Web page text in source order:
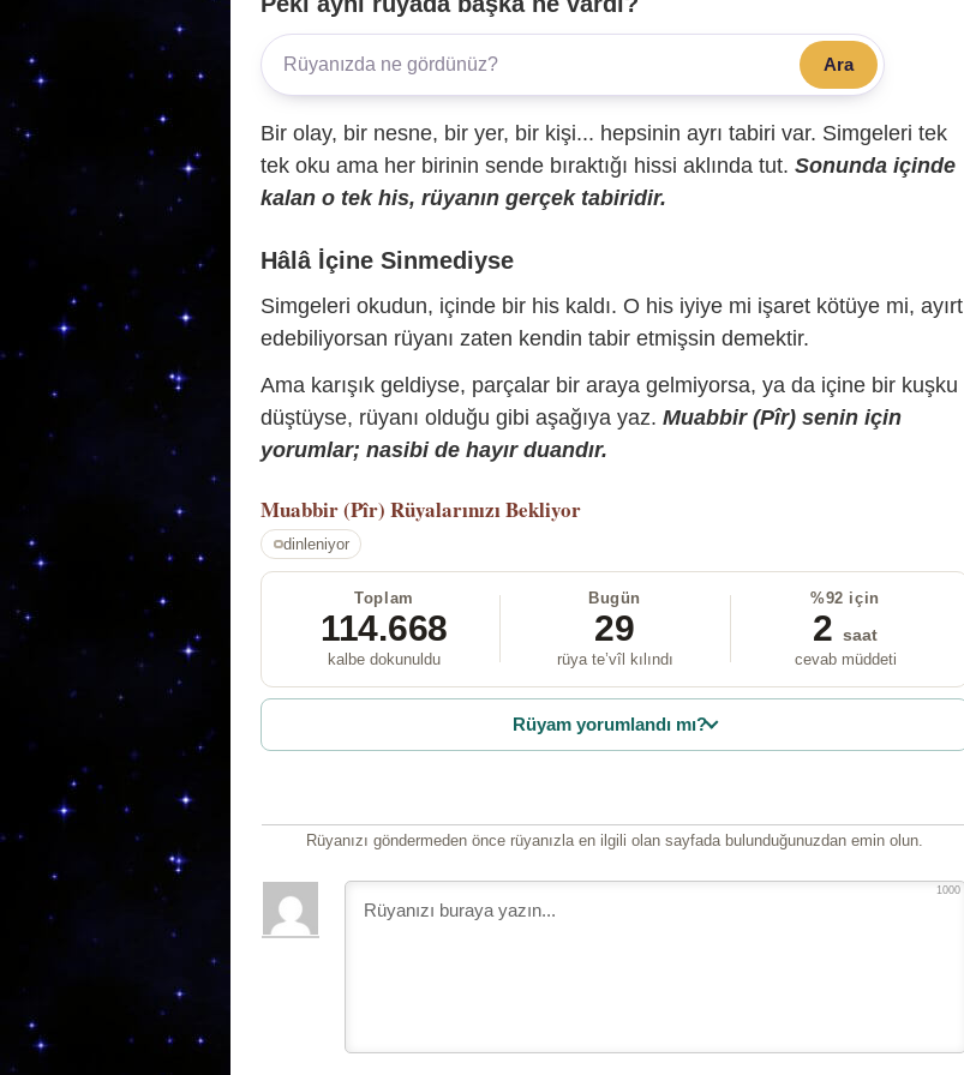
Ara
Bir olay, bir nesne, bir yer, bir kişi... hepsinin ayrı tabiri var. Simgeleri tek
tek oku ama her birinin sende bıraktığı hissi aklında tut. Sonunda içinde
kalan o tek his, rüyanın gerçek tabiridir.
Hâlâ İçine Sinmediyse
Simgeleri okudun, içinde bir his kaldı. O his iyiye mi işaret kötüye mi, ayırt
edebiliyorsan rüyanı zaten kendin tabir etmişsin demektir.
Ama karışık geldiyse, parçalar bir araya gelmiyorsa, ya da içine bir kuşku
düştüyse, rüyanı olduğu gibi aşağıya yaz. Muabbir (Pîr) senin için
yorumlar; nasibi de hayır duandır.
Muabbir (Pîr) Rüyalarınızı Bekliyor
dinleniyor
Toplam
114.668
kalbe dokunuldu
Bugün
29
rüya te’vîl kılındı
%92 için
2 saat
cevab müddeti
Rüyam yorumlandı mı?
Rüyanızı göndermeden önce rüyanızla en ilgili olan sayfada bulunduğunuzdan emin olun.
1000